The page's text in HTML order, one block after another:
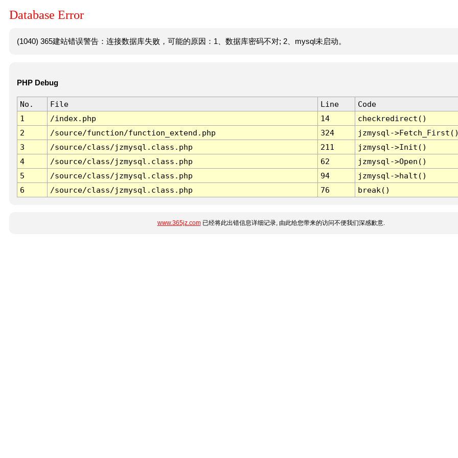
Database Error
(1040) 365建站错误警告：连接数据库失败，可能的原因：1、数据库密码不对; 2、mysql未启动。
PHP Debug
No. File Line
Code
1
/index.php 14
checkredirect()
2
/source/function/function_extend.php 324
jzmysql-
3
/source/class/jzmysql.class.php 211
jzmysql->Init()
4
/source/class/jzmysql.class.php 62
jzmysql->Open()
5
/source/class/jzmysql.class.php 94
jzmysql->halt()
6
/source/class/jzmysql.class.php 76 break()
www.365jz.com已经将此出错信息详细记录, 由此给您带来的访问不便我们深感歉意.